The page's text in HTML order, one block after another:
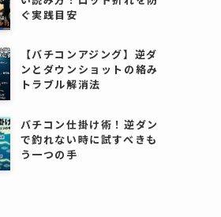
ぐ実践目安
【バチコンアジング】逆ダ
ンとダウンショットの絡み
トラブル解消法
バチコン仕掛け術！逆ダン
で釣れない時に試すべきも
う一つの手